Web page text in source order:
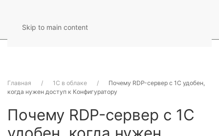
Skip to main content
Главная 1С в облаке
Почему RDP-сервер с 1С удобен,
когда нужен доступ к Конфигуратору
Почему RDP-сервер с 1С